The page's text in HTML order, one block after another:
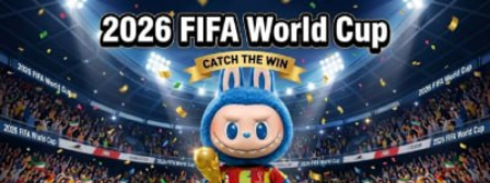
降噪减振产品